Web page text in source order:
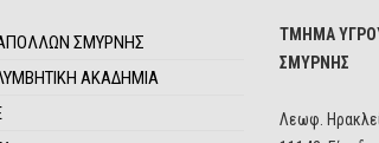
ΣΜΥΡΝΗΣ
ΑΚΑΔΗΜΙΑ
ΤΜΗΜΑ
ΣΜΥΡΝΗΣ
Λεωφ.